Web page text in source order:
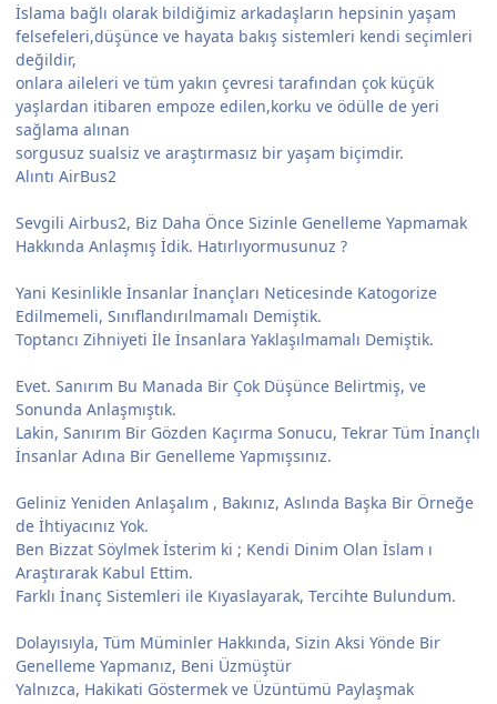
İslama bağlı olarak bildiğimiz arkadaşların hepsinin yaşam
felsefeleri,düşünce ve hayata bakış sistemleri kendi seçimleri
değildir,
onlara aileleri ve tüm yakın çevresi tarafından çok küçük
yaşlardan itibaren empoze edilen,korku ve ödülle de yeri
sağlama alınan
sorgusuz sualsiz ve araştırmasız bir yaşam biçimdir.
Alıntı AirBus2
Sevgili Airbus2, Biz Daha Önce Sizinle Genelleme Yapmamak
Hakkında Anlaşmış İdik. Hatırlıyormusunuz ?
Yani Kesinlikle İnsanlar İnançları Neticesinde Katogorize
Edilmemeli, Sınıflandırılmamalı Demiştik.
Toptancı Zihniyeti İle İnsanlara Yaklaşılmamalı Demiştik.
Evet. Sanırım Bu Manada Bir Çok Düşünce Belirtmiş, ve
Sonunda Anlaşmıştık.
Lakin, Sanırım Bir Gözden Kaçırma Sonucu, Tekrar Tüm İnançlı
İnsanlar Adına Bir Genelleme Yapmışsınız.
Geliniz Yeniden Anlaşalım , Bakınız, Aslında Başka Bir Örneğe
de İhtiyacınız Yok.
Ben Bizzat Söylmek İsterim ki ; Kendi Dinim Olan İslam ı
Araştırarak Kabul Ettim.
Farklı İnanç Sistemleri ile Kıyaslayarak, Tercihte Bulundum.
Dolayısıyla, Tüm Müminler Hakkında, Sizin Aksi Yönde Bir
Genelleme Yapmanız, Beni Üzmüştür
Yalnızca, Hakikati Göstermek ve Üzüntümü Paylaşmak